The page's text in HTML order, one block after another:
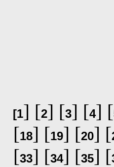
[1] [2] [3] [4] [
[18] [19] [20] [
[33] [34] [35] [